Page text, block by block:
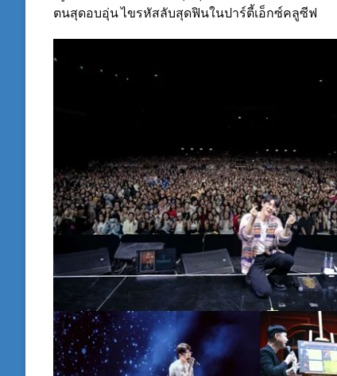
ตนสุดอบอุ่น ไขรหัสลับสุดฟินในปาร์ตี้เอ็กซ์คลูซีฟ